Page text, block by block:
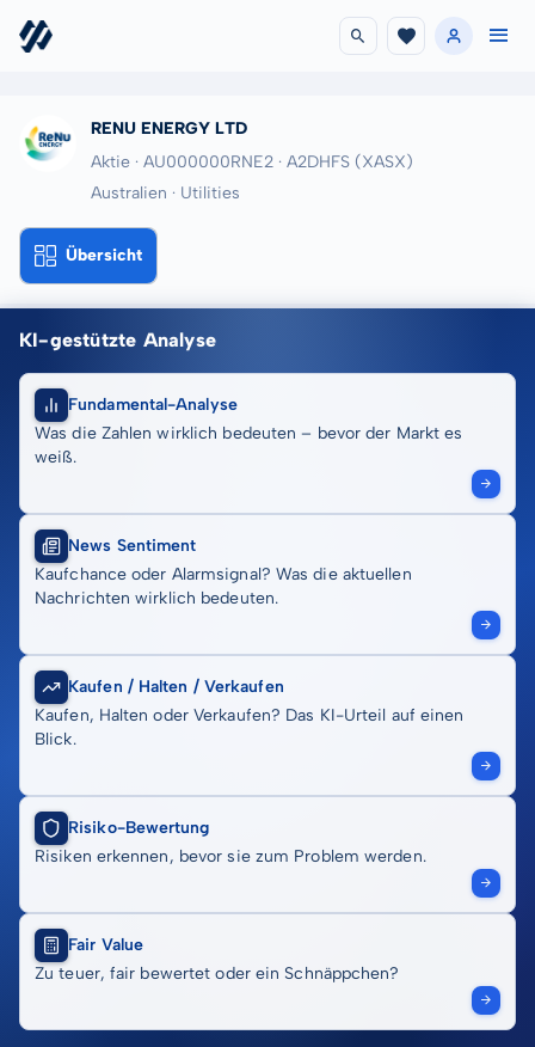
RENU ENERGY LTD
Aktie · AU000000RNE2 · A2DHFS (XASX)
Australien · Utilities
Übersicht
KI-gestützte Analyse
Fundamental-Analyse
Was die Zahlen wirklich bedeuten – bevor der Markt es
weiß.
News Sentiment
Kaufchance oder Alarmsignal? Was die aktuellen
Nachrichten wirklich bedeuten.
Kaufen / Halten / Verkaufen
Kaufen, Halten oder Verkaufen? Das KI-Urteil auf einen
Blick.
Risiko-Bewertung
Risiken erkennen, bevor sie zum Problem werden.
Fair Value
Zu teuer, fair bewertet oder ein Schnäppchen?